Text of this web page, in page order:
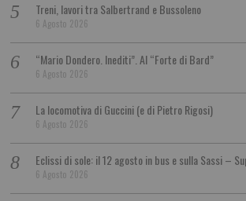
Treni, lavori tra Salbertrand e Bussoleno
6 Agosto 2026
“Mario Dondero. Inediti”. Al “Forte di Bard”
6 Agosto 2026
La locomotiva di Guccini (e di Pietro Rigosi)
6 Agosto 2026
Eclissi di sole: il 12 agosto in bus e sulla Sassi –
6 Agosto 2026